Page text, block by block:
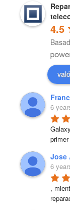
4.5
6
Jose
6
,